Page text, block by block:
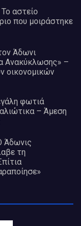
αστείο
που μοιράστηκε
Άδωνι
Ανακύκλωσης» –
οικονομικών
φωτιά
– Άμεση
Άδωνις
τη